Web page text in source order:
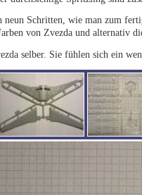
Schritten, wie man zum
von Zvezda und alternativ
selber. Sie fühlen sich ein